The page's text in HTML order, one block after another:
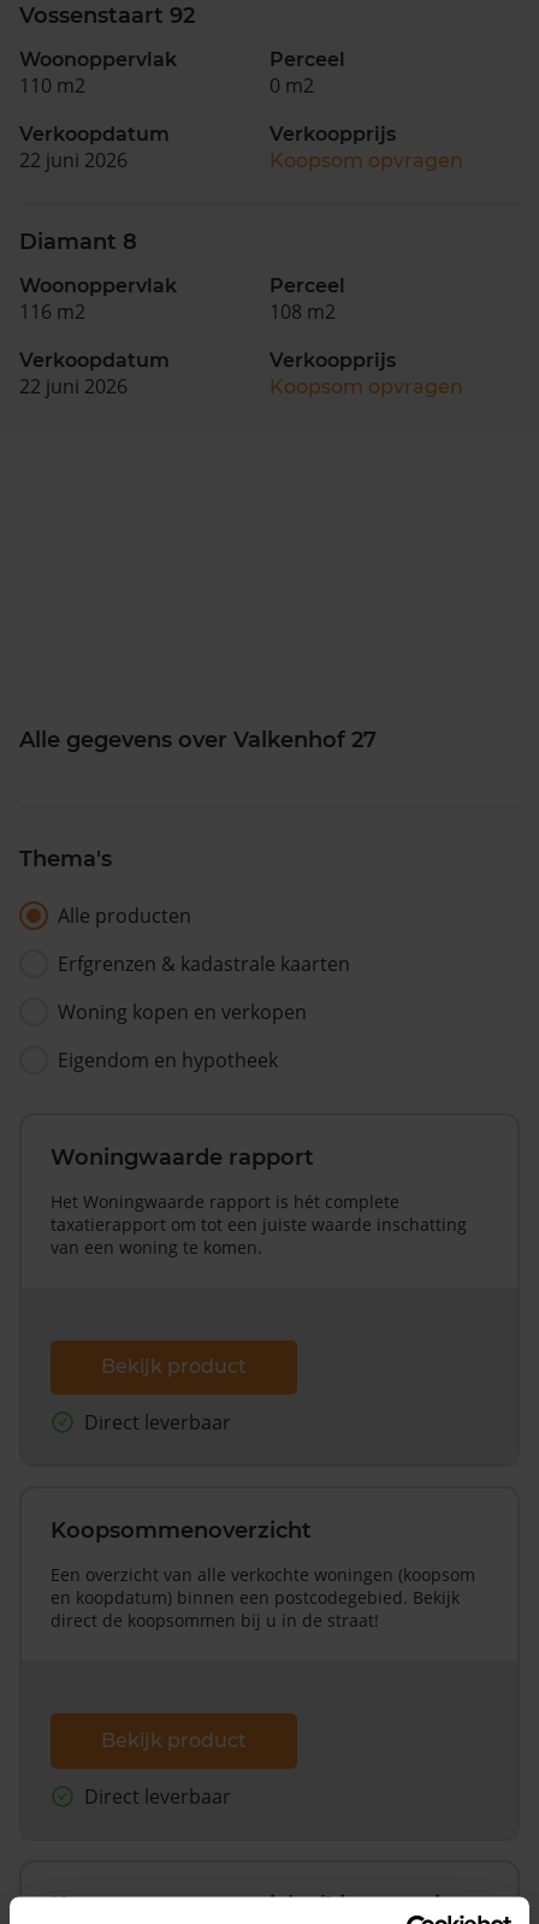
Vossenstaart 92
Woonoppervlak
110 m2
Perceel
0 m2
Verkoopdatum
22 juni 2026
Verkoopprijs
Koopsom opvragen
Diamant 8
Woonoppervlak
116 m2
Perceel
108 m2
Verkoopdatum
22 juni 2026
Verkoopprijs
Koopsom opvragen
Alle gegevens over Valkenhof 27
Thema's
Alle producten
Erfgrenzen & kadastrale kaarten
Woning kopen en verkopen
Eigendom en hypotheek
Woningwaarde rapport
Het Woningwaarde rapport is hét complete
taxatierapport om tot een juiste waarde inschatting
van een woning te komen.
Bekijk product
Direct leverbaar
Koopsommenoverzicht
Een overzicht van alle verkochte woningen (koopsom
en koopdatum) binnen een postcodegebied. Bekijk
direct de koopsommen bij u in de straat!
Bekijk product
Direct leverbaar
Koopsommenoverzicht (1 jaar gratis